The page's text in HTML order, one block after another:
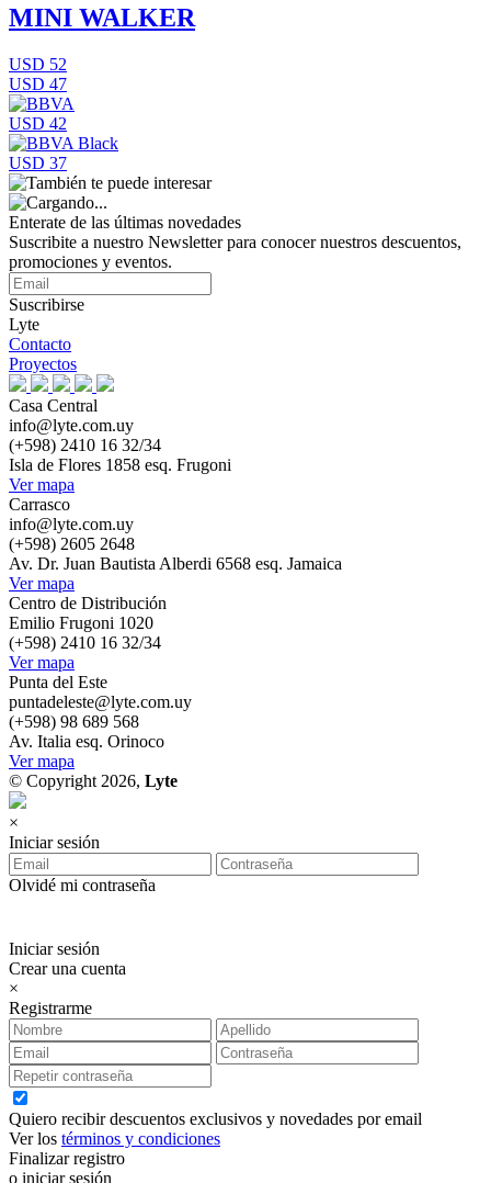
MINI WALKER
USD 52
USD 47
USD 42
USD 37
Enterate de las últimas novedades
Suscribite a nuestro Newsletter para conocer nuestros descuentos,
promociones y eventos.
Suscribirse
Lyte
Contacto
Proyectos
Casa Central
info@lyte.com.uy
(+598) 2410 16 32/34
Isla de Flores 1858 esq. Frugoni
Ver mapa
Carrasco
info@lyte.com.uy
(+598) 2605 2648
Av. Dr. Juan Bautista Alberdi 6568 esq. Jamaica
Ver mapa
Centro de Distribución
Emilio Frugoni 1020
(+598) 2410 16 32/34
Ver mapa
Punta del Este
puntadeleste@lyte.com.uy
(+598) 98 689 568
Av. Italia esq. Orinoco
Ver mapa
© Copyright 2026, Lyte
×
Iniciar sesión
Olvidé mi contraseña
Iniciar sesión
Crear una cuenta
×
Registrarme
Quiero recibir descuentos exclusivos y novedades por email
Ver los términos y condiciones
Finalizar registro
o iniciar sesión